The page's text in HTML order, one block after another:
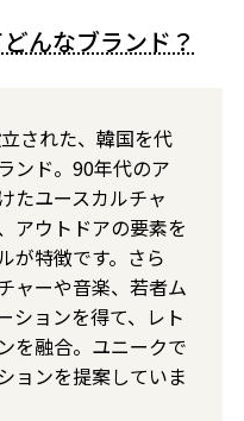
んなブランド？
された、韓国を代
ンド。90年代のア
たユースカルチャ
アウトドアの要素を
が特徴です。さら
ャーや音楽、若者ム
ションを得て、レト
を融合。ユニークで
ョンを提案していま